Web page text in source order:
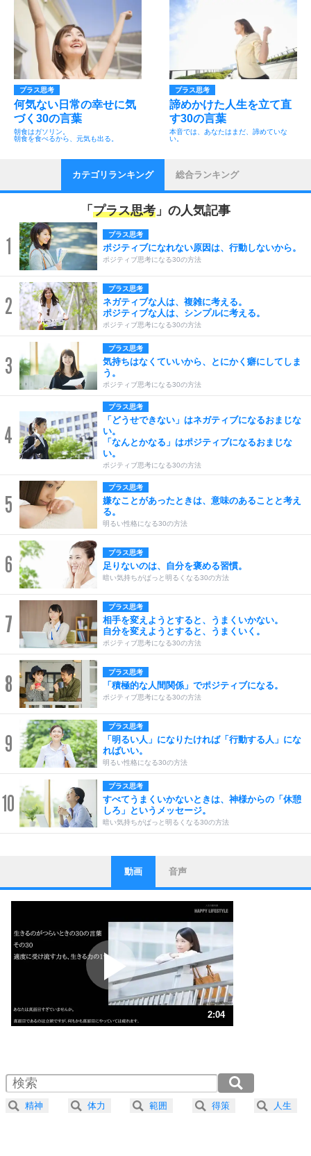
プラス思考
何気ない日常の幸せに気
づく30の言葉
朝食はガソリン。
朝食を食べるから、元気も出る。
プラス思考
諦めかけた人生を立て直
す30の言葉
本音では、あなたはまだ、諦めていな
い。
カテゴリランキング 総合ランキング
「 プラス思考 」の人気記事
1 プラス思考
ポジティブになれない原因は、行動しないから。
ポジティブ思考になる30の方法
2
プラス思考
ネガティブな人は、複雑に考える。
ポジティブな人は、シンプルに考える。
ポジティブ思考になる30の方法
3
プラス思考
気持ちはなくていいから、とにかく癖にしてしま
う。
ポジティブ思考になる30の方法
4
プラス思考
「どうせできない」はネガティブになるおまじな
い。
「なんとかなる」はポジティブになるおまじな
い。
ポジティブ思考になる30の方法
5
プラス思考
嫌なことがあったときは、意味のあることと考え
る。
明るい性格になる30の方法
6 プラス思考
足りないのは、自分を褒める習慣。
暗い気持ちがぱっと明るくなる30の方法
7
プラス思考
相手を変えようとすると、うまくいかない。
自分を変えようとすると、うまくいく。
ポジティブ思考になる30の方法
8 プラス思考
「積極的な人間関係」でポジティブになる。
ポジティブ思考になる30の方法
9
プラス思考
「明るい人」になりたければ「行動する人」にな
ればいい。
明るい性格になる30の方法
10
プラス思考
すべてうまくいかないときは、神様からの「休憩
しろ」というメッセージ。
暗い気持ちがぱっと明るくなる30の方法
1
ストレス対策
他人と比べない。
いっそのこと、他人を見ない。
いらいらしない人になる30の方法
ポジティブになれない原因は、行動しないから。
ポジティブ思考になる30の方法
ストレス対策
人生、なんとかなるもの。
気楽に生きる30の方法
4 器の大きい人は、怒りを優しさで表現する。
プラス思考
動画 音声
2:04
2.0倍速 （244KB 1分2秒）
2.5倍速 （196KB 49秒）
3.0倍速 （163KB 41秒）
精神 体力 範囲 得策 人生